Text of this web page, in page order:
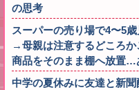
の思考
スーパーの売り場で4〜5
→母親は注意するどころ
商品をそのまま棚へ放置…
中学の夏休みに友達と新